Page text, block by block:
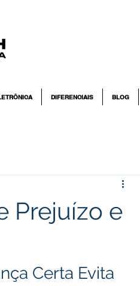
DIFERENCIAIS BLOG
Prejuízo e
Certa Evita